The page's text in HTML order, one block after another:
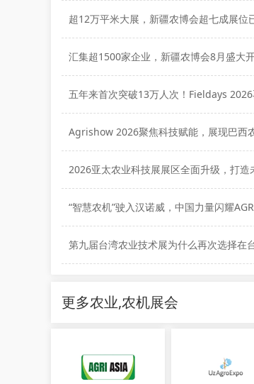
超12万平米大展，新疆农博会超七成展位
汇集超1500家企业，新疆农博会8月盛大
五年来首次突破13万人次！Fieldays 2026
Agrishow 2026聚焦科技赋能，展现巴西
2026亚太农业科技展展区全面升级，打造
“智慧农机”驶入汉诺威，中国力量闪耀
第九届台湾农业技术展为什么再次选择在
更多农业,农机展会